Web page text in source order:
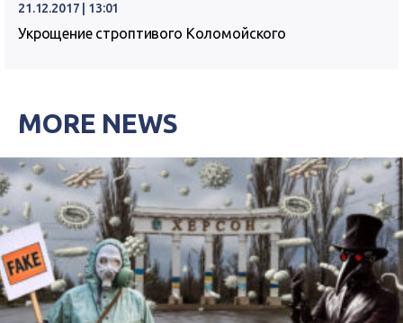
21.12.2017 | 13:01
Укрощение строптивого Коломойского
MORE NEWS